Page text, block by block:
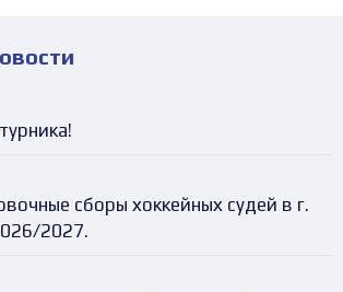
сборы хоккейных судей в г.
2027.